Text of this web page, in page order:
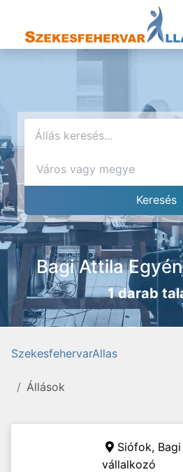
Bagi Attila
1 darab
SzekesfehervarAllas
Állások
Siófok,
vállalkozó